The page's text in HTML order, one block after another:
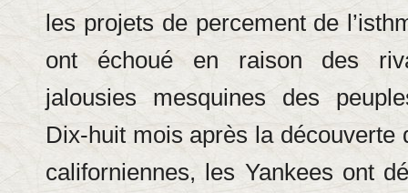
les projets de percement de
ont échoué en raison des
jalousies mesquines des
Dix-huit mois après la découverte
californiennes, les Yankees ont